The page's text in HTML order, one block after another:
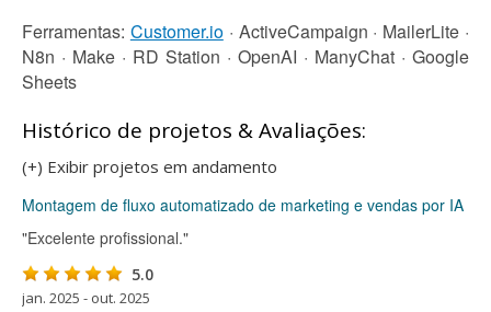
Ferramentas: Customer.io· ActiveCampaign · MailerLite ·
N8n · Make · RD Station · OpenAI · ManyChat · Google
Sheets
Histórico de projetos & Avaliações:
(+) Exibir projetos em andamento
Montagem de fluxo automatizado de marketing e vendas por IA
"Excelente profissional."
5.0
jan. 2025 - out. 2025